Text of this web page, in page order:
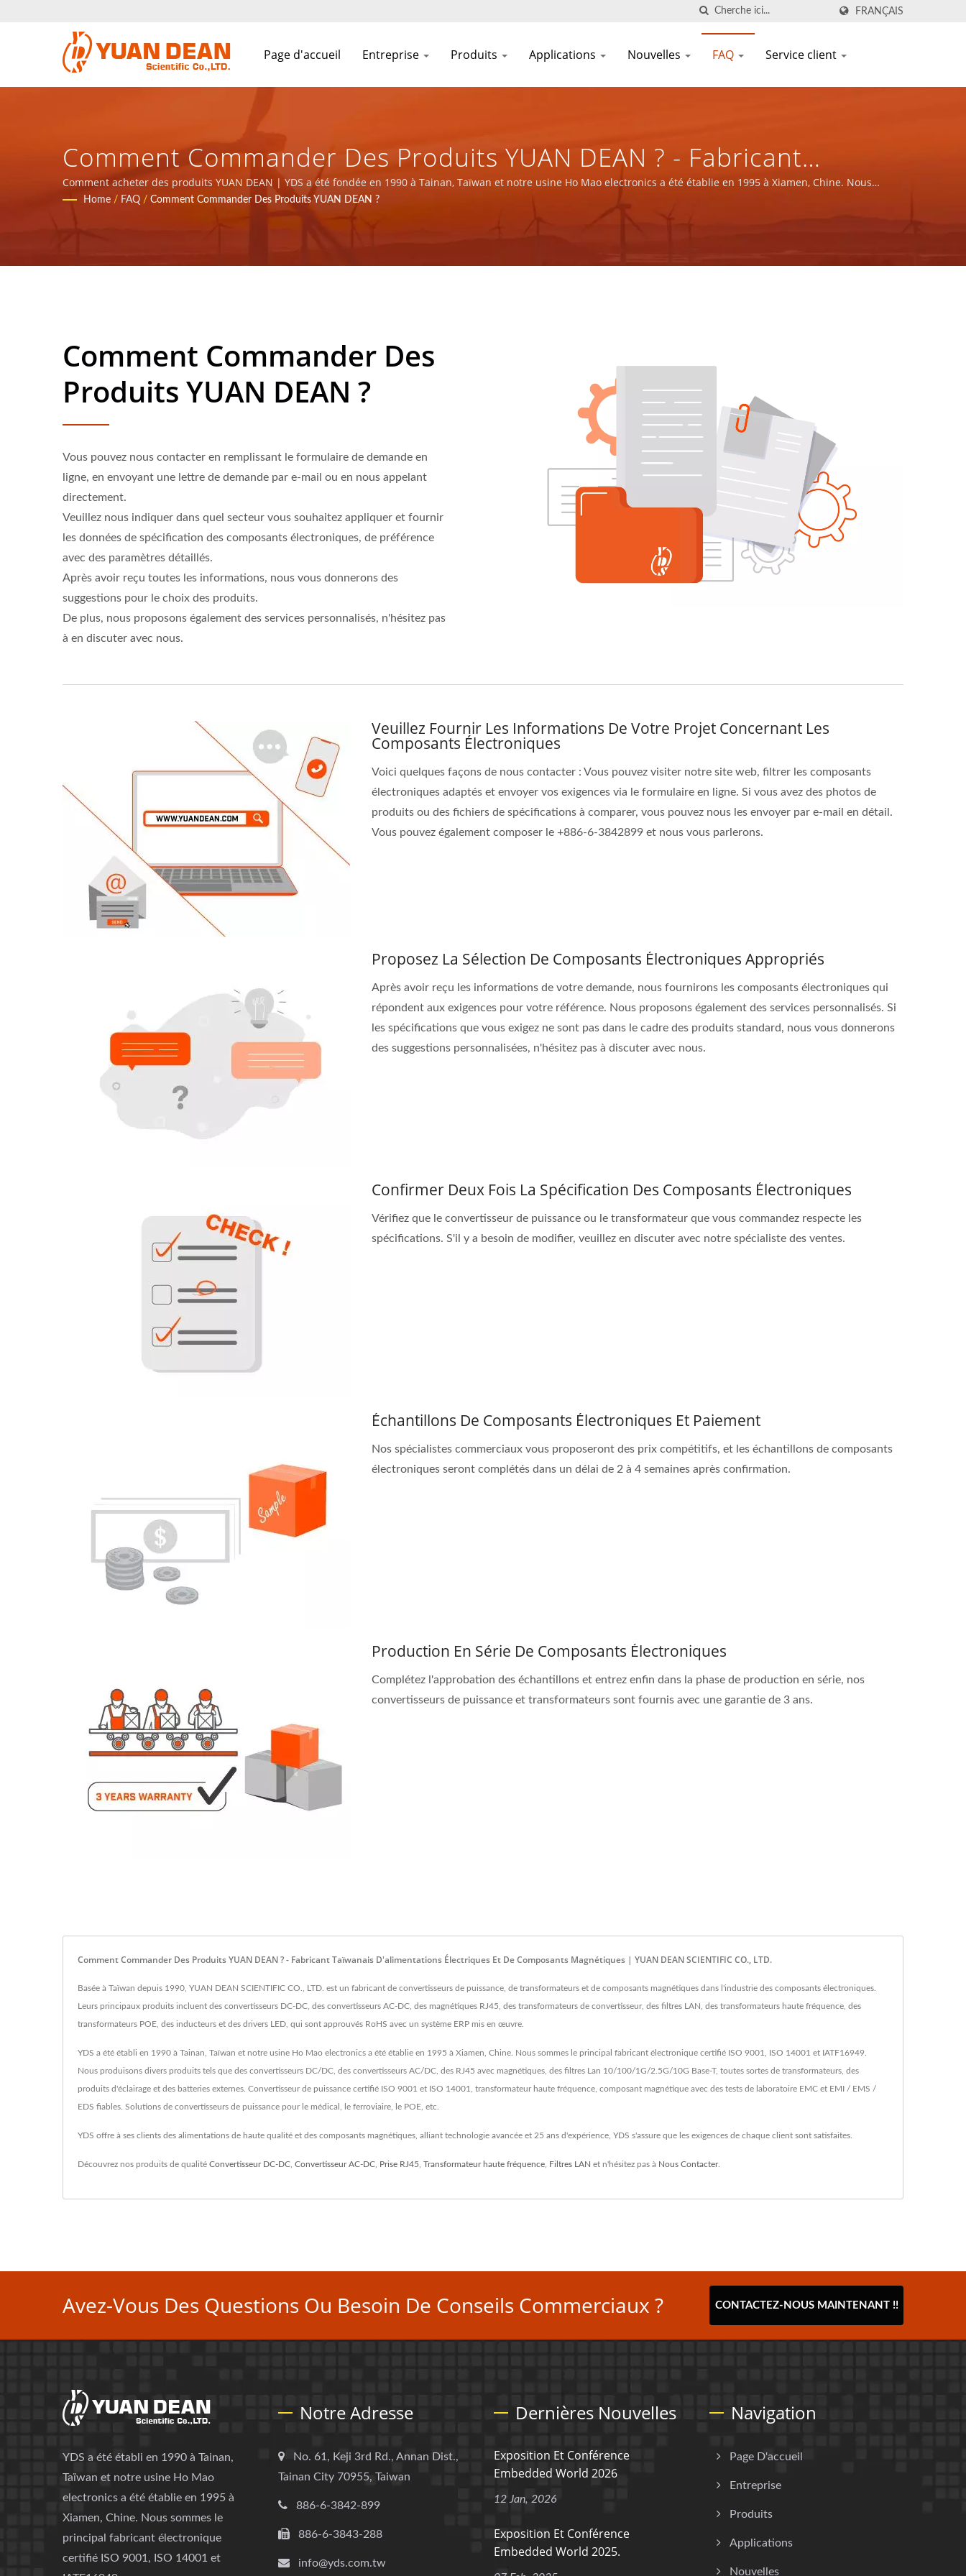
FRANÇAIS
Page d'accueil Entreprise Produits Applications Nouvelles FAQ Service client
Comment Commander Des Produits YUAN DEAN ? - Fabricant
Taïwanais D'alimentations Électriques Et De Composants
Magnétiques | YUAN DEAN SCIENTIFIC CO., LTD.
Comment acheter des produits YUAN DEAN | YDS a été fondée en 1990 à Tainan, Taïwan et notre usine Ho Mao electronics a été établie en 1995 à Xiamen, Chine. Nous
sommes le principal fabricant électronique certifié ISO 9001, ISO 14001 et IATF16949.
Home / FAQ / Comment Commander Des Produits YUAN DEAN ?
Comment Commander Des
Produits YUAN DEAN ?
Vous pouvez nous contacter en remplissant le formulaire de demande en
ligne, en envoyant une lettre de demande par e-mail ou en nous appelant
directement.
Veuillez nous indiquer dans quel secteur vous souhaitez appliquer et fournir
les données de spécification des composants électroniques, de préférence
avec des paramètres détaillés.
Après avoir reçu toutes les informations, nous vous donnerons des
suggestions pour le choix des produits.
De plus, nous proposons également des services personnalisés, n'hésitez pas
à en discuter avec nous.
Veuillez Fournir Les Informations De Votre Projet Concernant Les
Composants Électroniques
Voici quelques façons de nous contacter : Vous pouvez visiter notre site web, filtrer les composants
électroniques adaptés et envoyer vos exigences via le formulaire en ligne. Si vous avez des photos de
produits ou des fichiers de spécifications à comparer, vous pouvez nous les envoyer par e-mail en détail.
Vous pouvez également composer le +886-6-3842899 et nous vous parlerons.
Proposez La Sélection De Composants Électroniques Appropriés
Après avoir reçu les informations de votre demande, nous fournirons les composants électroniques qui
répondent aux exigences pour votre référence. Nous proposons également des services personnalisés. Si
les spécifications que vous exigez ne sont pas dans le cadre des produits standard, nous vous donnerons
des suggestions personnalisées, n'hésitez pas à discuter avec nous.
Confirmer Deux Fois La Spécification Des Composants Électroniques
Vérifiez que le convertisseur de puissance ou le transformateur que vous commandez respecte les
spécifications. S'il y a besoin de modifier, veuillez en discuter avec notre spécialiste des ventes.
Échantillons De Composants Électroniques Et Paiement
Nos spécialistes commerciaux vous proposeront des prix compétitifs, et les échantillons de composants
électroniques seront complétés dans un délai de 2 à 4 semaines après confirmation.
Production En Série De Composants Électroniques
Complétez l'approbation des échantillons et entrez enfin dans la phase de production en série, nos
convertisseurs de puissance et transformateurs sont fournis avec une garantie de 3 ans.
Comment Commander Des Produits YUAN DEAN ? - Fabricant Taïwanais D'alimentations Électriques Et De Composants Magnétiques | YUAN DEAN SCIENTIFIC CO., LTD.
Basée à Taïwan depuis 1990, YUAN DEAN SCIENTIFIC CO., LTD. est un fabricant de convertisseurs de puissance, de transformateurs et de composants magnétiques dans l'industrie des composants électroniques.
Leurs principaux produits incluent des convertisseurs DC-DC, des convertisseurs AC-DC, des magnétiques RJ45, des transformateurs de convertisseur, des filtres LAN, des transformateurs haute fréquence, des
transformateurs POE, des inducteurs et des drivers LED, qui sont approuvés RoHS avec un système ERP mis en œuvre.
YDS a été établi en 1990 à Tainan, Taïwan et notre usine Ho Mao electronics a été établie en 1995 à Xiamen, Chine. Nous sommes le principal fabricant électronique certifié ISO 9001, ISO 14001 et IATF16949.
Nous produisons divers produits tels que des convertisseurs DC/DC, des convertisseurs AC/DC, des RJ45 avec magnétiques, des filtres Lan 10/100/1G/2.5G/10G Base-T, toutes sortes de transformateurs, des
produits d'éclairage et des batteries externes. Convertisseur de puissance certifié ISO 9001 et ISO 14001, transformateur haute fréquence, composant magnétique avec des tests de laboratoire EMC et EMI / EMS /
EDS fiables. Solutions de convertisseurs de puissance pour le médical, le ferroviaire, le POE, etc.
YDS offre à ses clients des alimentations de haute qualité et des composants magnétiques, alliant technologie avancée et 25 ans d'expérience, YDS s'assure que les exigences de chaque client sont satisfaites.
Découvrez nos produits de qualité Convertisseur DC-DC Convertisseur AC-DC Prise RJ45 Transformateur haute fréquence Filtres LAN et n'hésitez pas à Nous Contacter.
Avez-Vous Des Questions Ou Besoin De Conseils Commerciaux ? CONTACTEZ-NOUS MAINTENANT !!
YDS a été établi en 1990 à Tainan,
Taïwan et notre usine Ho Mao
electronics a été établie en 1995 à
Xiamen, Chine. Nous sommes le
principal fabricant électronique
certifié ISO 9001, ISO 14001 et
Notre Adresse
No. 61, Keji 3rd Rd., Annan Dist.,
Tainan City 70955, Taiwan
886-6-3842-899
886-6-3843-288
info@yds.com.tw
Dernières Nouvelles
Exposition Et Conférence
Embedded World 2026
12 Jan, 2026
Exposition Et Conférence
Embedded World 2025.
Navigation
Page D'accueil
Entreprise
Produits
Applications
Nouvelles